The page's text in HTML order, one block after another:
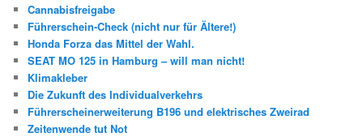
Cannabisfreigabe
Führerschein-Check (nicht nur für Ältere!)
Honda Forza das Mittel der Wahl.
SEAT MO 125 in Hamburg – will man nicht!
Klimakleber
Die Zukunft des Individualverkehrs
Führerscheinerweiterung B196 und elektrisches Zweirad
Zeitenwende tut Not